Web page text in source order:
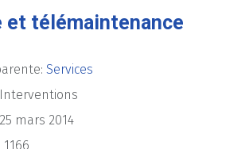
télémaintenance
Services
Interventions
mars 2014